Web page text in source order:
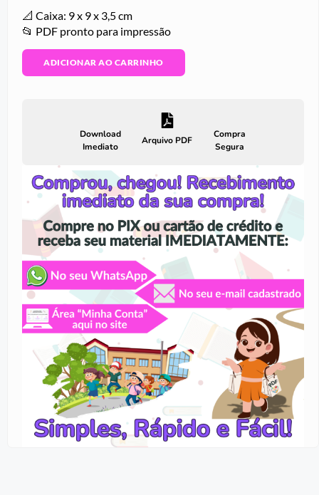
📐 Caixa: 9 x 9 x 3,5 cm
📂 PDF pronto para impressão
ADICIONAR AO CARRINHO
Download
Imediato
Arquivo PDF
Compra
Segura